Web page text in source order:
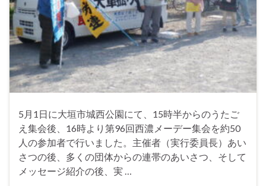
5月1日に大垣市城西公園にて、15時半からのうたご
え集会後、16時より第96回西濃メーデー集会を約50
人の参加者で行いました。主催者（実行委員長）あい
さつの後、多くの団体からの連帯のあいさつ、そして
メッセージ紹介の後、実 …